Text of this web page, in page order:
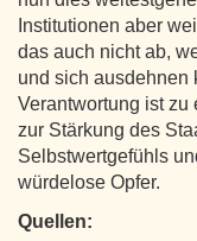
Institutionen aber
das auch nicht ab,
und sich ausdehnen
Verantwortung ist zu
zur Stärkung des
Selbstwertgefühls
würdelose Opfer.
Quellen: